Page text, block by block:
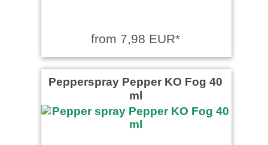
from 7,98 EUR*
Pepperspray Pepper KO Fog 40
ml